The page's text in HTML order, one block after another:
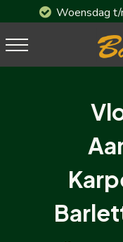
Woensdag